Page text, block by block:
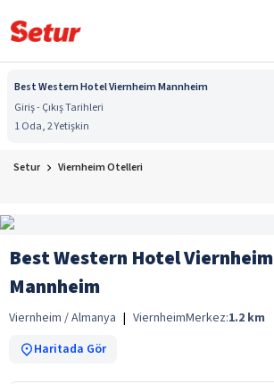
Best Western Hotel Viernheim Mannheim
Giriş - Çıkış Tarihleri
1 Oda, 2 Yetişkin
Setur Viernheim Otelleri
Best Western Hotel Viernheim
Mannheim
Viernheim / Almanya | ViernheimMerkez:1.2 km
Haritada Gör